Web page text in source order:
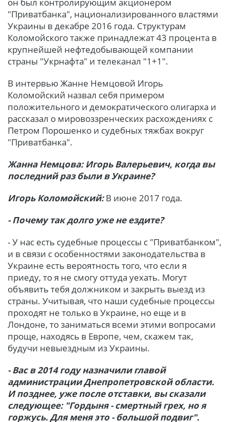
"Приватбанка", национализированного властями
Украины в декабре 2016 года. Структурам
Коломойского также принадлежат 43 процента в
крупнейшей нефтедобывающей компании
страны "Укрнафта" и телеканал "1+1".
В интервью Жанне Немцовой Игорь
Коломойский назвал себя примером
положительного и демократического олигарха и
рассказал о мировоззренческих расхождениях с
Петром Порошенко и судебных тяжбах вокруг
"Приватбанка".
Жанна Немцова: Игорь Валерьевич, когда вы
последний раз были в Украине?
Игорь Коломойский: В июне 2017 года.
- Почему так долго уже не ездите?
- У нас есть судебные процессы с "Приватбанком",
и в связи с особенностями законодательства в
Украине есть вероятность того, что если я
приеду, то я не смогу оттуда уехать. Могут
объявить тебя должником и закрыть выезд из
страны. Учитывая, что наши судебные процессы
проходят не только в Украине, но еще и в
Лондоне, то заниматься всеми этими вопросами
проще, находясь в Европе, чем, скажем так,
будучи невыездным из Украины.
- Вас в 2014 году назначили главой
администрации Днепропетровской области.
И позднее, уже после отставки, вы сказали
следующее: "Гордыня - смертный грех, но я
горжусь. Для меня это - большой подвиг".